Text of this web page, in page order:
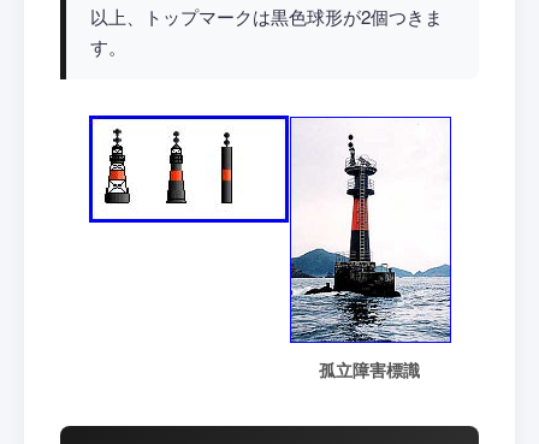
以上、トップマークは黒色球形が2個つきま
す。
孤立障害標識